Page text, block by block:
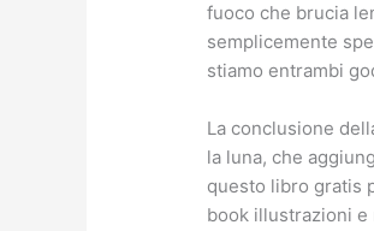
fuoco che brucia
semplicemente
stiamo entrambi
La conclusione
la luna, che
questo libro gratis
book illustrazioni e